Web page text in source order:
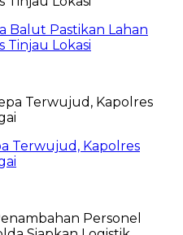
Balut Pastikan Lahan
Tinjau Lokasi
Terwujud, Kapolres